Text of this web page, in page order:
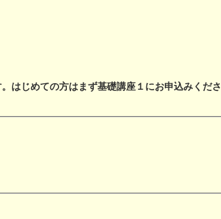
はじめての方はまず基礎講座１にお申込みくださ